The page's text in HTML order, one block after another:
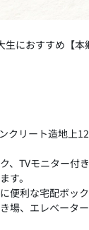
生におすすめ【本
クリート造地上
、TVモニター付
す。
便利な宅配ボッ
場、エレベータ